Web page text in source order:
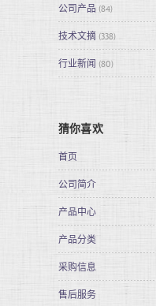
公司产品 (84)
技术文摘 (338)
行业新闻 (80)
猜你喜欢
首页
公司简介
产品中心
产品分类
采购信息
售后服务